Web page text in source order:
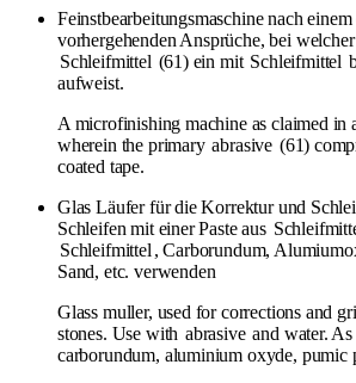
Feinstbearbeitungsmaschine nach
vorhergehenden Ansprüche, bei
Schleifmittel (61) ein mit Schleifmittel
aufweist.
A microfinishing machine as claimed in
wherein the primary abrasive (61)
coated tape.
Glas Läufer für die Korrektur und
Schleifen mit einer Paste aus
Schleifmittel , Carborundum,
Sand, etc. verwenden
Glass muller, used for corrections and
stones. Use with abrasive and water. As
carborundum, aluminium oxyde, pumic